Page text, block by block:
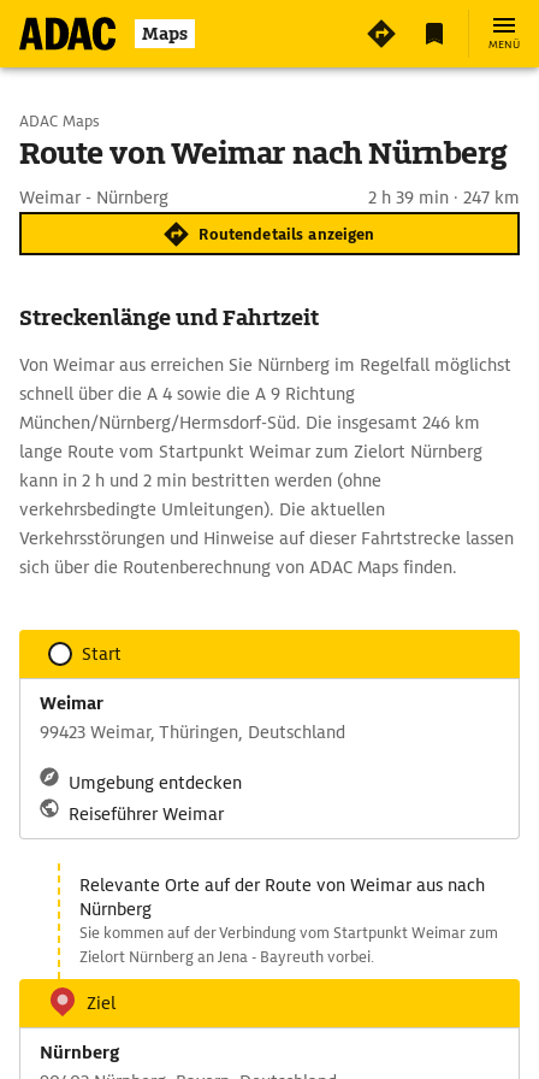
Maps MENÜ
Start wählen
ADAC Maps
Route von Weimar nach Nürnberg
Weimar - Nürnberg 2 h 39 min · 247 km
Routendetails anzeigen
Streckenlänge und Fahrtzeit
Von Weimar aus erreichen Sie Nürnberg im Regelfall möglichst
schnell über die A 4 sowie die A 9 Richtung
München/Nürnberg/Hermsdorf-Süd. Die insgesamt 246 km
lange Route vom Startpunkt Weimar zum Zielort Nürnberg
kann in 2 h und 2 min bestritten werden (ohne
verkehrsbedingte Umleitungen). Die aktuellen
Verkehrsstörungen und Hinweise auf dieser Fahrtstrecke lassen
sich über die Routenberechnung von ADAC Maps finden.
Start
Weimar
99423 Weimar, Thüringen, Deutschland
Umgebung entdecken
Reiseführer Weimar
Relevante Orte auf der Route von Weimar aus nach
Nürnberg
Sie kommen auf der Verbindung vom Startpunkt Weimar zum
Zielort Nürnberg an Jena - Bayreuth vorbei.
Ziel
Nürnberg